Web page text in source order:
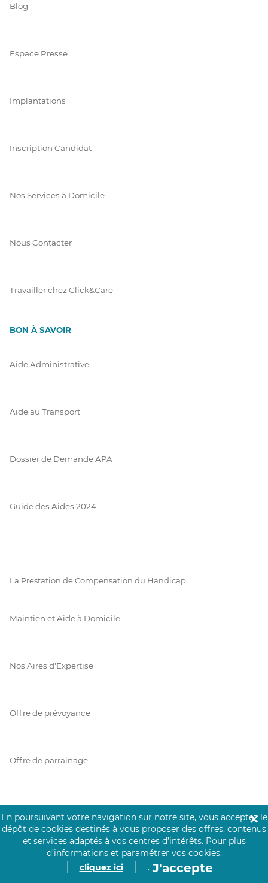
Blog
Espace Presse
Implantations
Inscription Candidat
Nos Services à Domicile
Nous Contacter
Travailler chez Click&Care
BON À SAVOIR
Aide Administrative
Aide au Transport
Dossier de Demande APA
Guide des Aides 2024
La Prestation de Compensation du Handicap
Maintien et Aide à Domicile
Nos Aires d'Expertise
Offre de prévoyance
Offre de parrainage
Utilisation de l'application mobile
À PROPOS
En poursuivant votre navigation sur notre site, vous acceptez le
dépôt de cookies destinés à vous proposer des offres, contenus
et services adaptés à vos centres d’intérêts. Pour plus
d’informations et paramétrer vos cookies,
cliquez ici
. J'accepte
✕